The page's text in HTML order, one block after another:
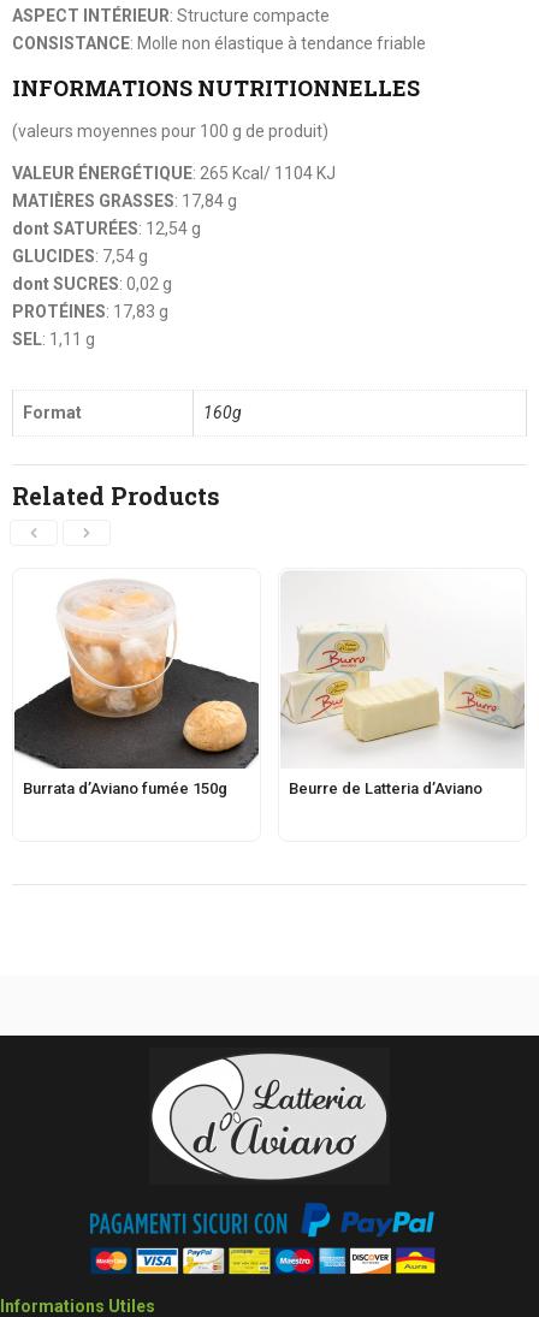
ASPECT INTÉRIEUR: Structure compacte
CONSISTANCE: Molle non élastique à tendance friable
INFORMATIONS NUTRITIONNELLES
(valeurs moyennes pour 100 g de produit)
VALEUR ÉNERGÉTIQUE: 265 Kcal/ 1104 KJ
MATIÈRES GRASSES: 17,84 g
dont SATURÉES: 12,54 g
GLUCIDES: 7,54 g
dont SUCRES: 0,02 g
PROTÉINES: 17,83 g
SEL: 1,11 g
Format 160g
Related Products
Burrata d’Aviano fumée 150g Beurre de Latteria d’Aviano
Informations Utiles